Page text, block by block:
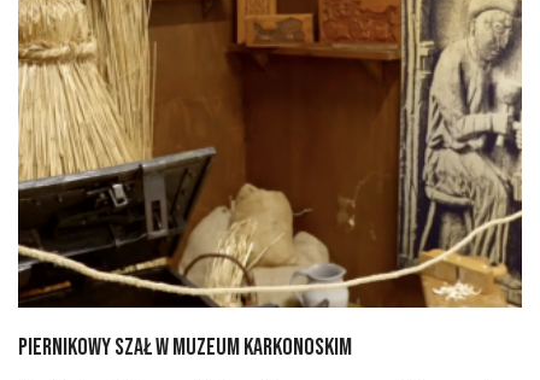
Piernikowy szał w Muzeum Karkonoskim